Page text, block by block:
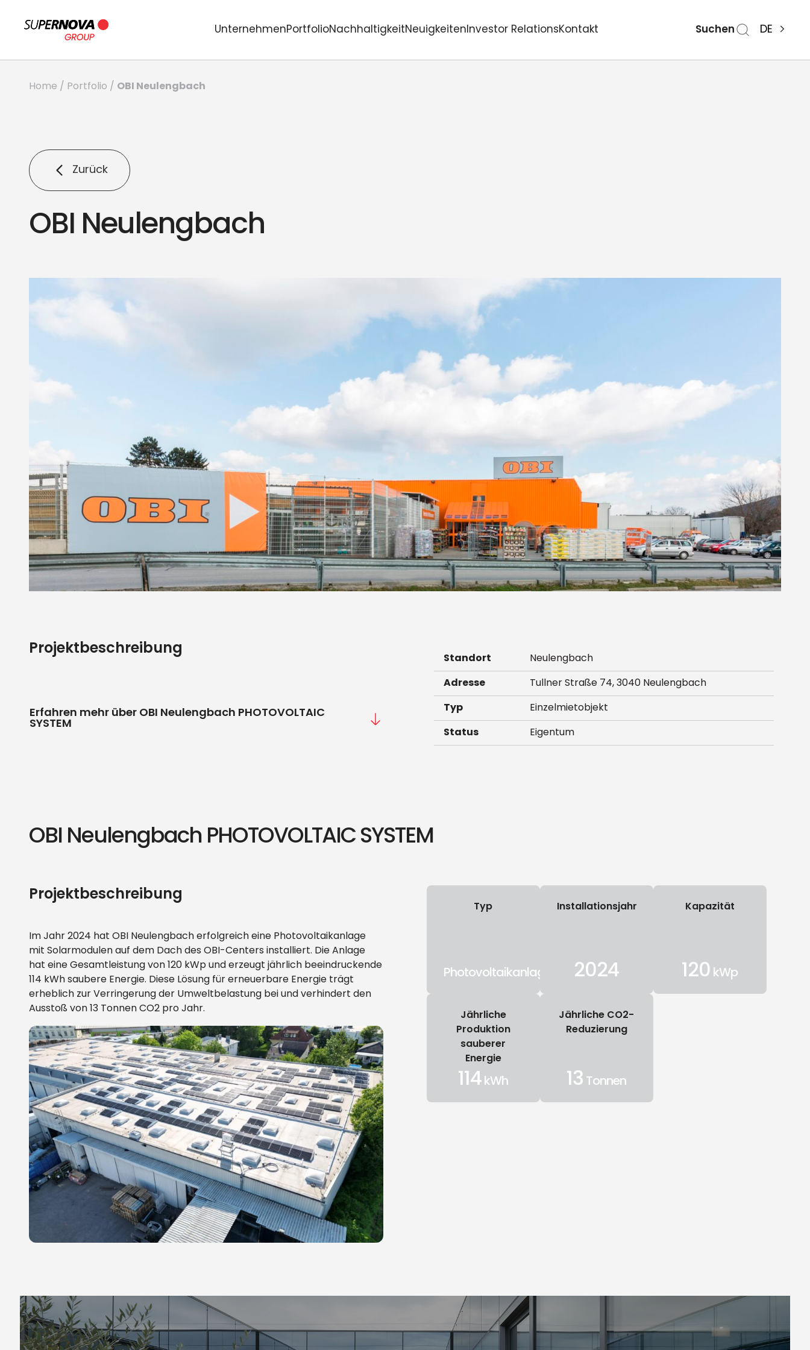
UnternehmenPortfolioNachhaltigkeitNeuigkeitenInvestor RelationsKontakt Suchen DE
Home / Portfolio / OBI Neulengbach
Zurück
OBI Neulengbach
Projektbeschreibung
Erfahren mehr über OBI Neulengbach PHOTOVOLTAIC
SYSTEM
Standort Neulengbach
Adresse Tullner Straße 74, 3040 Neulengbach
Typ Einzelmietobjekt
Status Eigentum
OBI Neulengbach PHOTOVOLTAIC SYSTEM
Projektbeschreibung
Im Jahr 2024 hat OBI Neulengbach erfolgreich eine Photovoltaikanlage
mit Solarmodulen auf dem Dach des OBI-Centers installiert. Die Anlage
hat eine Gesamtleistung von 120 kWp und erzeugt jährlich beeindruckende
114 kWh saubere Energie. Diese Lösung für erneuerbare Energie trägt
erheblich zur Verringerung der Umweltbelastung bei und verhindert den
Ausstoß von 13 Tonnen CO2 pro Jahr.
Typ
Photovoltaikanlage
Installationsjahr
2024
Kapazität
120kWp
Jährliche
Produktion
sauberer
Energie
114kWh
Jährliche CO2-
Reduzierung
13Tonnen